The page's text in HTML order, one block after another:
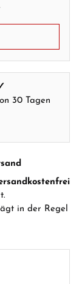
30 Tagen
in der Regel